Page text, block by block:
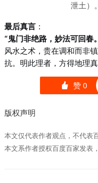
泄土）。
最后真言：
“鬼门非绝路，妙法可回春
风水之术，贵在调和而非
抗。明此理者，方得地理真
󰄼 赞0
版权声明
本文仅代表作者观点，不代表
本文系作者授权百度百家发表